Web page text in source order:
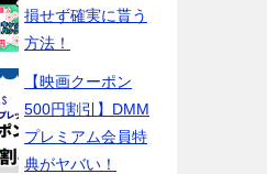
損せず確実に貰う
方法！
【映画クーポン
500円割引】DMM
プレミアム会員特
典がヤバい！